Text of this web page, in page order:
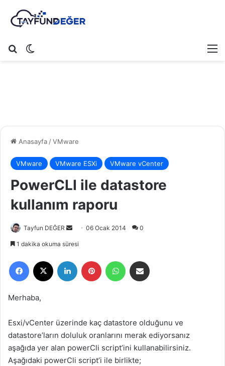
Arama yap ...
Anasayfa/VMware
VMware VMware ESXi VMware vCenter
PowerCLI ile datastore
kullanım raporu
Tayfun DEĞER
e
-
t
a
g
ö
06 Ocak 2014 0
1 dakika okuma süresi
Merhaba,
Esxi/vCenter üzerinde kaç datastore olduğunu ve
datastore’ların doluluk oranlarını merak ediyorsanız
aşağıda yer alan powerCli script’ini kullanabilirsiniz.
Aşağıdaki powerCli script’i ile birlikte;